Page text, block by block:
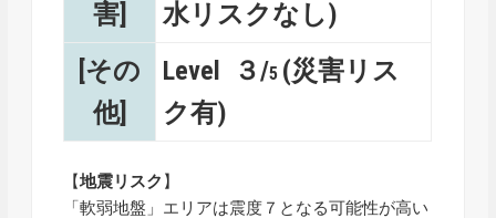
害]
水リスクなし)
[その
他]
Level ３/5 (災害リス
ク有)
【地震リスク 】
「軟弱地盤」エリアは震度７となる可能性が高い